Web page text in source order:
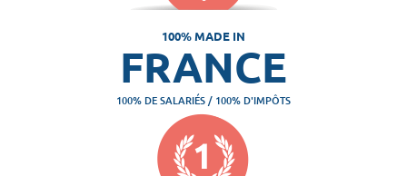
100% MADE IN
FRANCE
100% DE SALARIÉS / 100% D'IMPÔTS